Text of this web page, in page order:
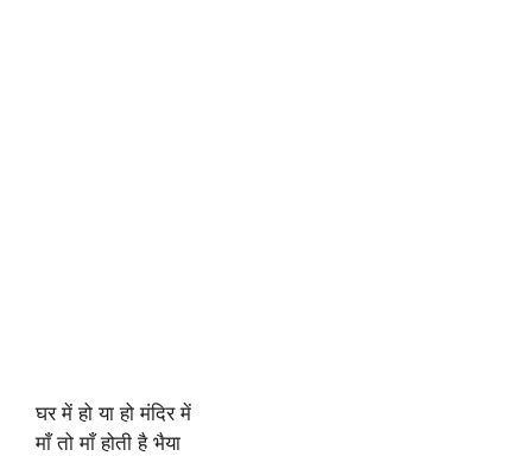
घर में हो या हो मंदिर में
माँ तो माँ होती है भैया